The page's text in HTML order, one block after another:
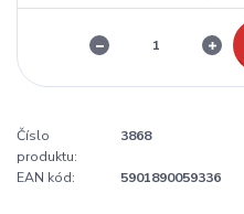
Číslo
produktu:
3868
EAN kód: 5901890059336